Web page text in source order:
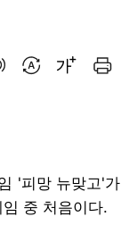
'피망 뉴맞고'가
중 처음이다.